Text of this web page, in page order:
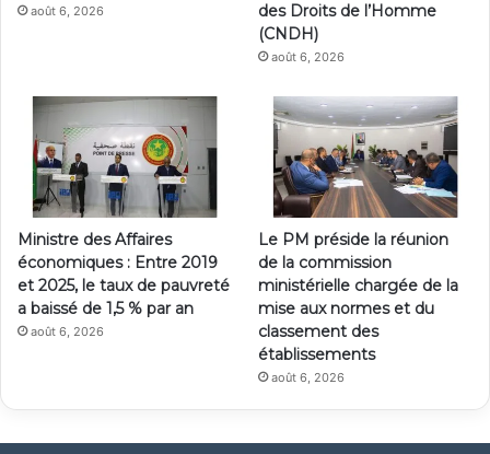
août 6, 2026
des Droits de l’Homme
(CNDH)
août 6, 2026
Ministre des Affaires
économiques : Entre 2019
et 2025, le taux de pauvreté
a baissé de 1,5 % par an
août 6, 2026
Le PM préside la réunion
de la commission
ministérielle chargée de la
mise aux normes et du
classement des
établissements
août 6, 2026